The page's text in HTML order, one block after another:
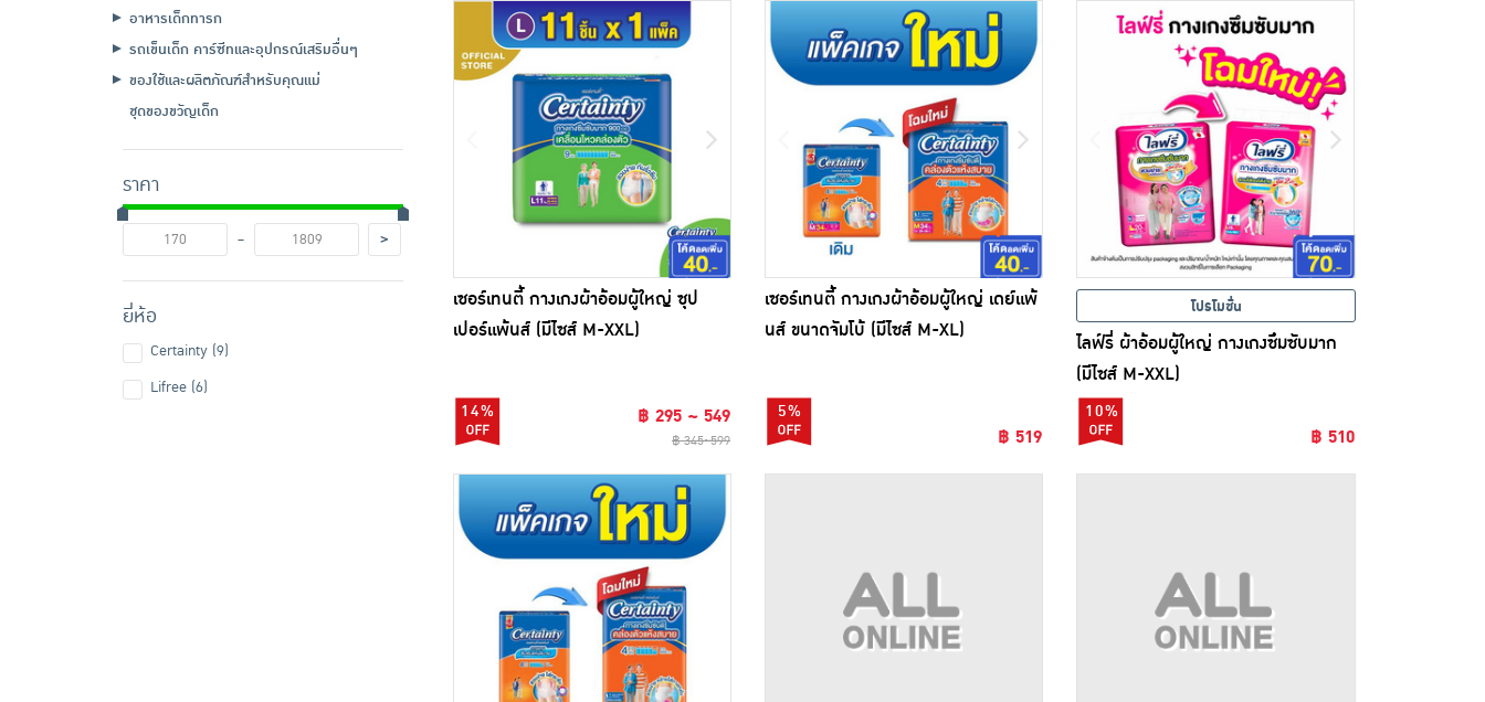
อาหารเด็กทารก
รถเข็นเด็ก คาร์ซีทและอุปกรณ์เสริมอื่นๆ
ของใช้และผลิตภัณฑ์สำหรับคุณแม่
ชุดของขวัญเด็ก
ราคา
-
>
ยี่ห้อ
Certainty (9)
Lifree (6)
เซอร์เทนตี้ กางเกงผ้าอ้อมผู้ใหญ่ ซุป
เปอร์แพ้นส์ (มีไซส์ M-XXL)
14% ฿ 295 ~ 549
฿ 345~599
เซอร์เทนตี้ กางเกงผ้าอ้อมผู้ใหญ่ เดย์แพ้
นส์ ขนาดจัมโบ้ (มีไซส์ M-XL)
5%
฿ 519
โปรโมชั่น
ไลฟ์รี่ ผ้าอ้อมผู้ใหญ่ กางเกงซึมซับมาก
(มีไซส์ M-XXL)
10%
฿ 510